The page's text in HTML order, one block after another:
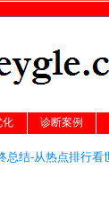
化 诊断案例
总结-从热点排行看